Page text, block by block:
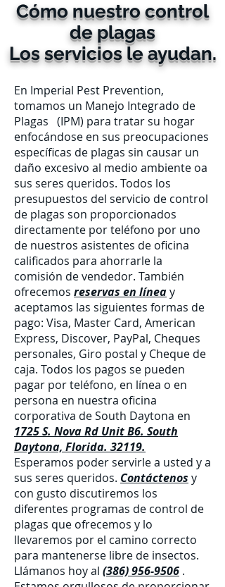
Cómo nuestro control
de plagas
Los servicios le ayudan.
En Imperial Pest Prevention,
tomamos un Manejo Integrado de
Plagas (IPM) para tratar su hogar
enfocándose en sus preocupaciones
específicas de plagas sin causar un
daño excesivo al medio ambiente oa
sus seres queridos. Todos los
presupuestos del servicio de control
de plagas son proporcionados
directamente por teléfono por uno
de nuestros asistentes de oficina
calificados para ahorrarle la
comisión de vendedor. También
ofrecemos reservas en líneay
aceptamos las siguientes formas de
pago: Visa, Master Card, American
Express, Discover, PayPal, Cheques
personales, Giro postal y Cheque de
caja. Todos los pagos se pueden
pagar por teléfono, en línea o en
persona en nuestra oficina
corporativa de South Daytona en
1725 S. Nova Rd Unit B6. South
Daytona, Florida. 32119.
Esperamos poder servirle a usted y a
sus seres queridos. Contáctenos y
con gusto discutiremos los
diferentes programas de control de
plagas que ofrecemos y lo
llevaremos por el camino correcto
para mantenerse libre de insectos.
Llámanos hoy al (386) 956-9506 .